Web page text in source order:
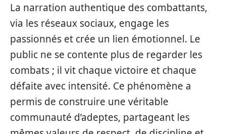
La narration authentique des combattants,
via les réseaux sociaux, engage les
passionnés et crée un lien émotionnel. Le
public ne se contente plus de regarder les
combats ; il vit chaque victoire et chaque
défaite avec intensité. Ce phénomène a
permis de construire une véritable
communauté d’adeptes, partageant les